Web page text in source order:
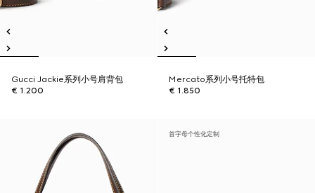
Gucci Jackie系列小号肩背包
€ 1.200
Mercato系列小号托特包
€ 1.850
首字母个性化定制